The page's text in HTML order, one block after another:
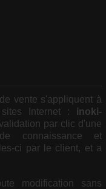
vente s'appliquent à
Internet : inoki-
par clic d'une
connaissance et
ci par le client, et a
modification sans